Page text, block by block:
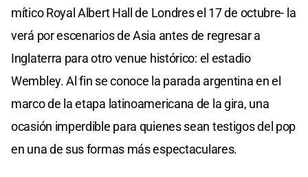
mítico Royal Albert Hall de Londres el 17 de octubre- la
verá por escenarios de Asia antes de regresar a
Inglaterra para otro venue histórico: el estadio
Wembley. Al fin se conoce la parada argentina en el
marco de la etapa latinoamericana de la gira, una
ocasión imperdible para quienes sean testigos del pop
en una de sus formas más espectaculares.